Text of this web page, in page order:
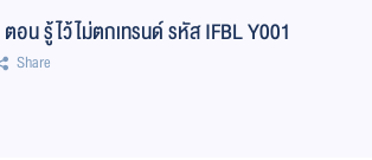
อน รู้ไว้ไม่ตกเทรนด์ รหัส IFBL Y001
Share